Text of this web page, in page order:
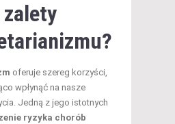
oferuje szereg korzyści,
wpłynąć na nasze
Jedną z jego istotnych
ryzyka chorób